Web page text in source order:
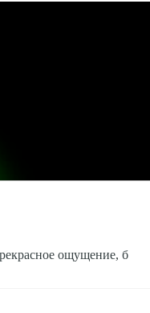
ощущение, б